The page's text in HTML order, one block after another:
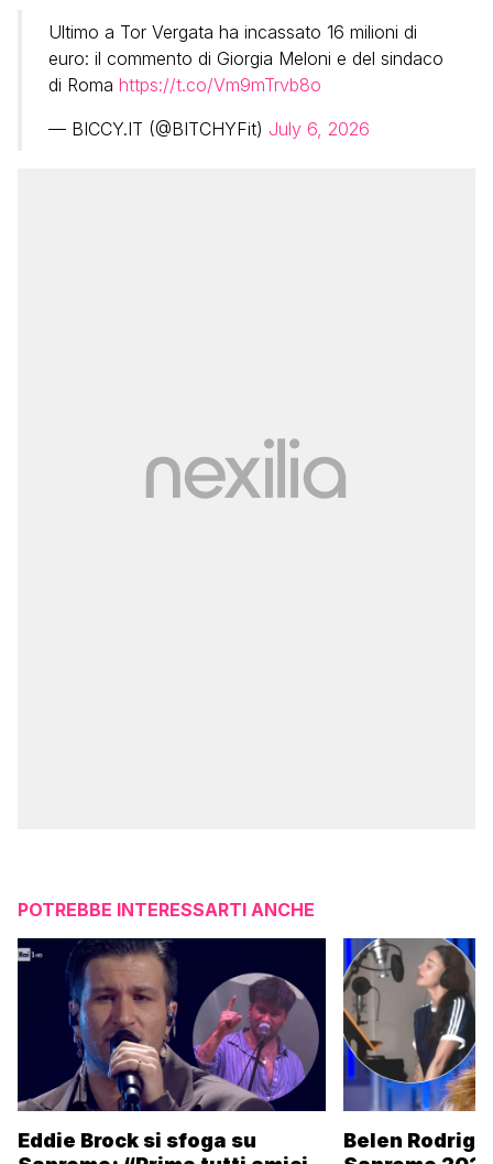
Ultimo a Tor Vergata ha incassato 16 milioni di
euro: il commento di Giorgia Meloni e del sindaco
di Roma https://t.co/Vm9mTrvb8o
— BICCY.IT (@BITCHYFit) July 6, 2026
POTREBBE INTERESSARTI ANCHE
Eddie Brock si sfoga su
Belen